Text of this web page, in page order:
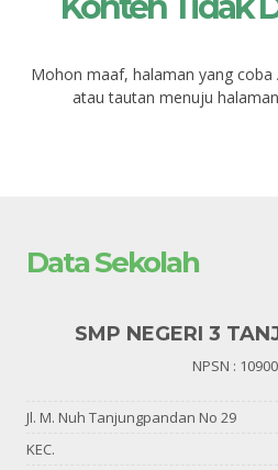
Mohon maaf, halaman yang coba
atau tautan menuju
Data Sekolah
SMP NEGERI 3
NPSN :
Jl. M. Nuh Tanjungpandan No 29
KEC.